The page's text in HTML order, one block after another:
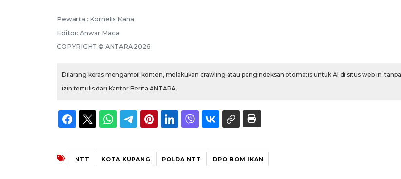
Pewarta : Kornelis Kaha
Editor: Anwar Maga
COPYRIGHT © ANTARA 2026
Dilarang keras mengambil konten, melakukan crawling atau pengindeksan otomatis untuk AI di situs web ini tanpa
izin tertulis dari Kantor Berita ANTARA.
NTT KOTA KUPANG POLDA NTT DPO BOM IKAN